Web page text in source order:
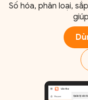
Số hóa, phân loại,